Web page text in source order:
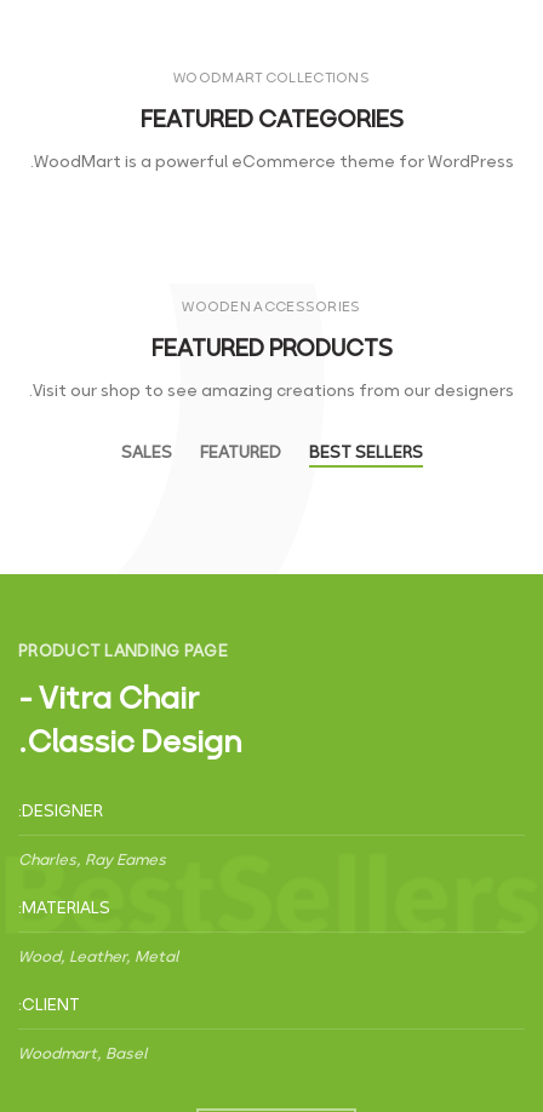
WOODMART COLLECTIONS
FEATURED CATEGORIES
WoodMart is a powerful eCommerce theme for WordPress.
WOODEN ACCESSORIES
FEATURED PRODUCTS
Visit our shop to see amazing creations from our designers.
BEST SELLERS
FEATURED
SALES
PRODUCT LANDING PAGE
Vitra Chair -
Classic Design.
DESIGNER:
Charles, Ray Eames
MATERIALS:
Wood, Leather, Metal
CLIENT:
Woodmart, Basel